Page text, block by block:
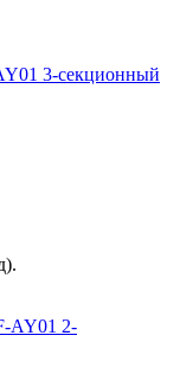
3-секционный